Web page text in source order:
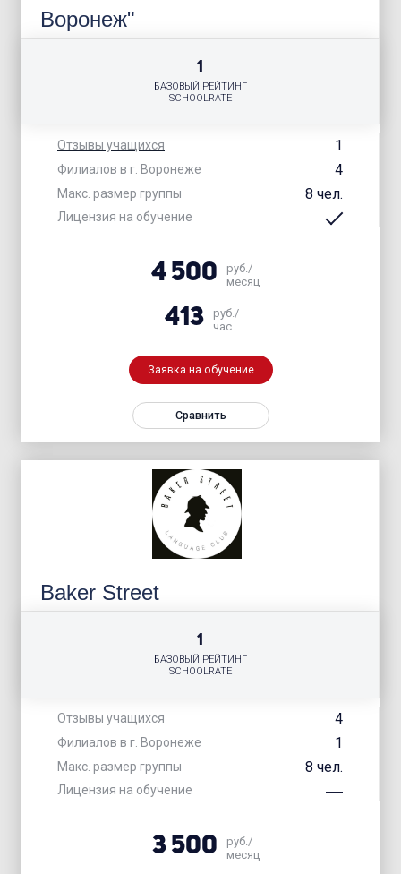
Воронеж"
Отзывы учащихся 1
Филиалов в г. Воронеже 4
Макс. размер группы 8 чел.
Лицензия на обучение
1
БАЗОВЫЙ РЕЙТИНГ
SCHOOLRATE
4 500
руб./
месяц
413
руб./
час
Заявка на обучение
Сравнить
Baker Street
Отзывы учащихся 4
Филиалов в г. Воронеже 1
Макс. размер группы 8 чел.
Лицензия на обучение
1
БАЗОВЫЙ РЕЙТИНГ
SCHOOLRATE
3 500
руб./
месяц